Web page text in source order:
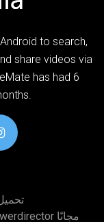
to search,
share videos via
has had 6
تحميل
تنزيل قوالب عرض شرائح Cyberlink Powerdirector مجانًا